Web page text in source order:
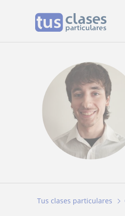
Tus clases particulares